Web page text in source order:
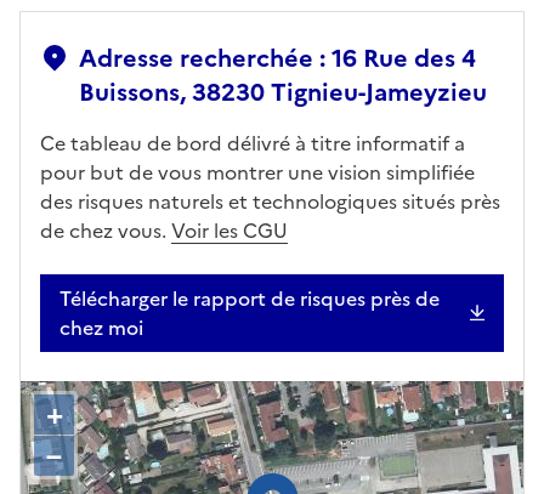
Adresse recherchée : 16 Rue des 4
Buissons, 38230 Tignieu-Jameyzieu
Ce tableau de bord délivré à titre informatif a
pour but de vous montrer une vision simplifiée
des risques naturels et technologiques situés près
de chez vous. Voir les CGU
Télécharger le rapport de risques près de
chez moi
+
–